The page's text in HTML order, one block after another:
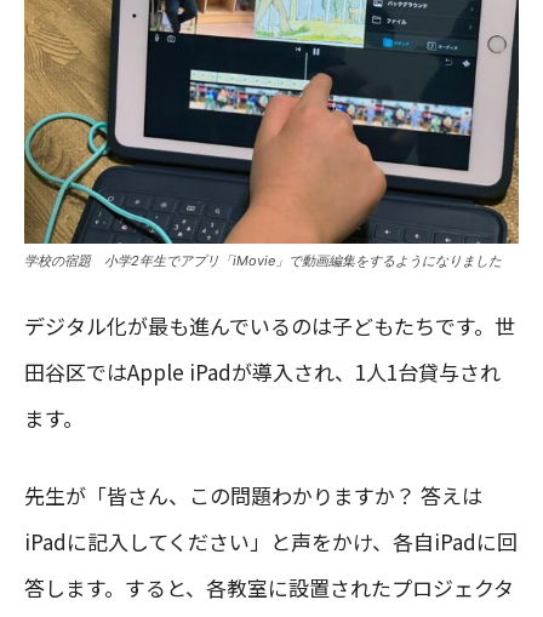
学校の宿題 小学2年生でアプリ「iMovie」で動画編集をするようになりました
デジタル化が最も進んでいるのは子どもたちです。世
田谷区ではApple iPadが導入され、1人1台貸与され
ます。
先生が「皆さん、この問題わかりますか？ 答えは
iPadに記入してください」と声をかけ、各自iPadに回
答します。すると、各教室に設置されたプロジェクタ